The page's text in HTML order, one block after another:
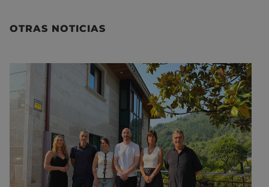
OTRAS NOTICIAS